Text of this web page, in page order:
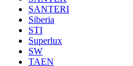
SANTERI
Siberia
STI
Superlux
SW
TAEN